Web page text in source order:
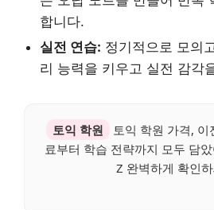
합니다.
실전 연습: 정기적으로 모의
리 능력을 키우고 실전 감각
토익 학원
토익 학원 가격,
료부터 학습 전략까지 모두 담
Z 완벽하게 확인